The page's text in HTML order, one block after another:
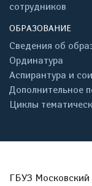
сотрудников
ОБРАЗОВАНИЕ
Сведения об
Ординатура
Аспирантура и
Дополнительное
Циклы
ГБУЗ